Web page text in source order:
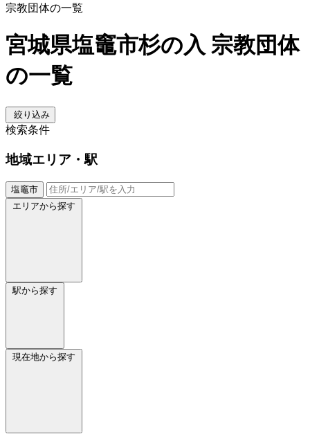
宗教団体の一覧
宮城県塩竈市杉の入 宗教団体
の一覧
絞り込み
検索条件
地域エリア・駅
塩竈市
エリアから探す
駅から探す
現在地から探す